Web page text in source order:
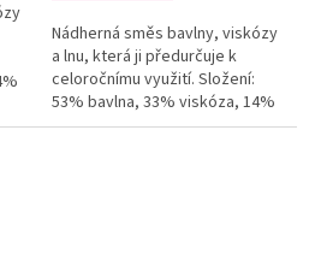
Nádherná směs bavlny, viskózy
a lnu, která ji předurčuje k
celoročnímu využití. Složení:
53% bavlna, 33% viskóza, 14%
len Váha/návin: 50 g = cca 120